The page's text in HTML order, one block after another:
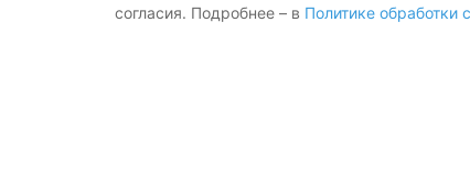
согласия. Подробнее – в Политике обработки